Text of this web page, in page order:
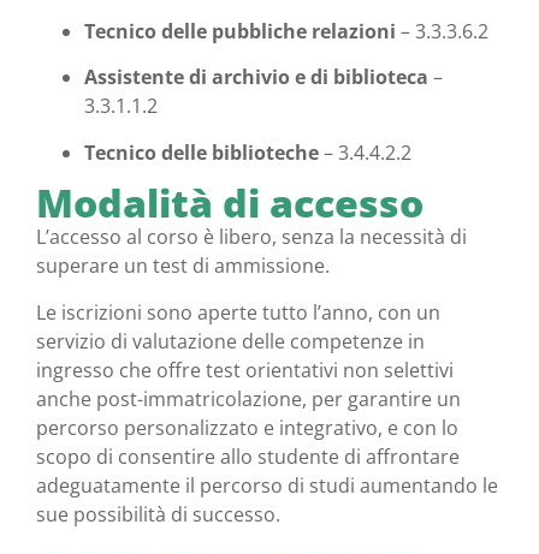
Tecnico delle pubbliche relazioni – 3.3.3.6.2
Assistente di archivio e di biblioteca –
3.3.1.1.2
Tecnico delle biblioteche– 3.4.4.2.2
Modalità di accesso
L’accesso al corso è libero, senza la necessità di
superare un test di ammissione.
Le iscrizioni sono aperte tutto l’anno, con un
servizio di valutazione delle competenze in
ingresso che offre test orientativi non selettivi
anche post-immatricolazione, per garantire un
percorso personalizzato e integrativo, e con lo
scopo di consentire allo studente di affrontare
adeguatamente il percorso di studi aumentando le
sue possibilità di successo.